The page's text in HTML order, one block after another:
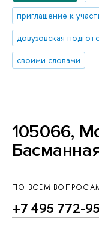
приглашение к
довузовская
своими словами
105066,
ПО ВСЕМ
+7 495 772-